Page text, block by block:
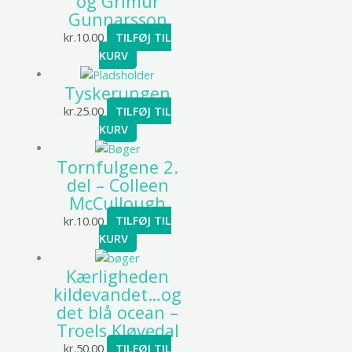
Gunnarsson
kr.10.00
TILFØJ TIL
KURV
Tyskerungen
kr.25.00
TILFØJ TIL
KURV
Tornfulgene 2.
del – Colleen
McCullough
kr.10.00
TILFØJ TIL
KURV
Kærligheden
kildevandet…og
det blå ocean –
Troels Kløvedal
kr.50.00 TILFØJ TIL